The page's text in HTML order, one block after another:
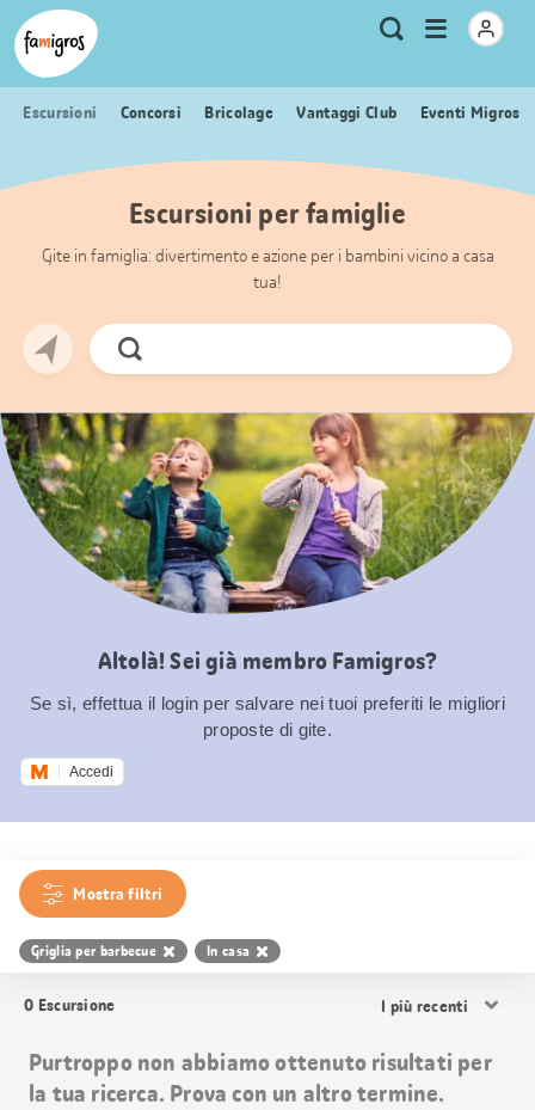
Navigazione
segnalibri
Header
Logo Metanavigazione
Ricerca
Apri
menu
Escursioni Concorsi Bricolage Vantaggi Club Eventi Migros
Escursioni per famiglie
Gite in famiglia: divertimento e azione per i bambini vicino a casa
tua!
Cerca
ora
Altolà! Sei già membro Famigros?
Se sì, effettua il login per salvare nei tuoi preferiti le migliori
proposte di gite.
Accedi
Mostra filtri
Griglia per barbecue In casa
0 Escursione
i
Purtroppo non abbiamo ottenuto risultati per
la tua ricerca. Prova con un altro termine.